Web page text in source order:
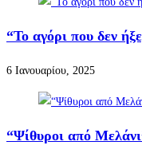
“Το αγόρι που δεν
6 Ιανουαρίου, 2025
“Ψίθυροι από